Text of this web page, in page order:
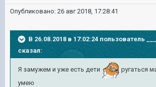
Опубликовано: 26 авг 2018, 17:28:41
В 26.08.2018 в 17:02:24 пользователь
сказал:
Я замужем и уже есть дети
ругаться
умею